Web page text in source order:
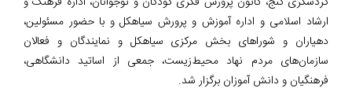
ارشاد اسلامی و اداره آموزش و پرورش سیاهکل و با حضور مسئولین،
دهیاران و شوراهای بخش مرکزی سیاهکل و نمایندگان و فعالان
سازمان‌های مردم نهاد محیط‌زیست، جمعی از اساتید دانشگاهی،
فرهنگیان و دانش آموزان برگزار شد.